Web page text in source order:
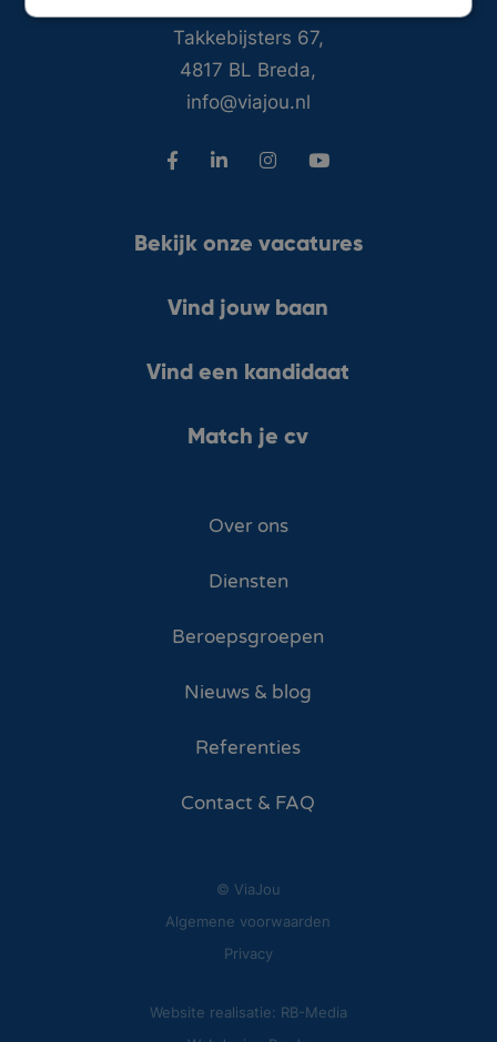
Takkebijsters 67,
4817 BL Breda,
info@viajou.nl
Bekijk onze vacatures
Vind jouw baan
Vind een kandidaat
Match je cv
Over ons
Diensten
Beroepsgroepen
Nieuws & blog
Referenties
Contact & FAQ
© ViaJou
Algemene voorwaarden
Privacy
Website realisatie: RB-Media